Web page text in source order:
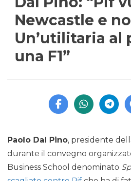
Newcastle e
Un’utilitaria al
una F1”
Paolo Dal Pino, presidente
durante il convegno
Business School denominato